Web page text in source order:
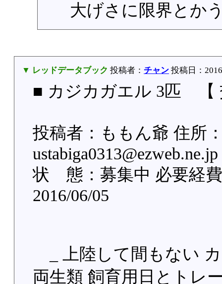
大げさに限界とか
▼ レッドデータブック 投稿者： チャン 投稿日：
■ カジカガエル 3匹 【
投稿者：ももん爺 住所
状 態：募集中 必要経
2016/06/05
_ 上陸して間もない
両生類 飼育用日とトレ